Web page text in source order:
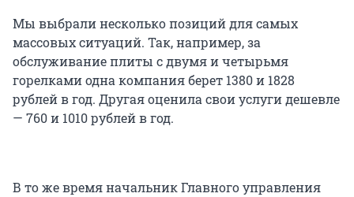
Мы выбрали несколько позиций для самых
массовых ситуаций. Так, например, за
обслуживание плиты с двумя и четырьмя
горелками одна компания берет 1380 и 1828
рублей в год. Другая оценила свои услуги дешевле
— 760 и 1010 рублей в год.
В то же время начальник Главного управления